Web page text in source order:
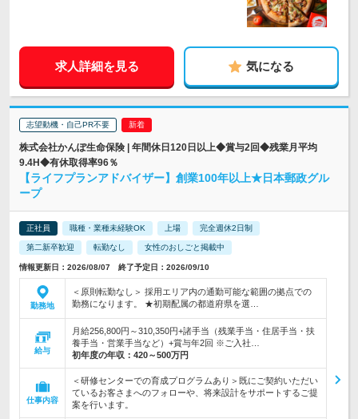
求人詳細を見る 気になる
志望動機・自己PR不要
株式会社かんぽ生命保険 | 年間休日120日以上◆賞与2回◆残業月平均
9.4H◆有休取得率96％
【ライフプランアドバイザー】創業100年以上★日本郵政グル
ープ
正社員 職種・業種未経験OK 上場 完全週休2日制
第二新卒歓迎 転勤なし 女性のおしごと掲載中
情報更新日：2026/08/07 終了予定日：2026/09/10
勤務地
＜原則転勤なし＞ 採用エリア内の通勤可能な範囲の拠点での
勤務になります。 ★初期配属の都道府県を選…
給与
月給256,800円～310,350円+諸手当（残業手当・住居手当・扶
養手当・営業手当など）+賞与年2回 ※ご入社…
初年度の年収： 420～500万円
仕事内容
＜研修センターでの育成プログラムあり＞既にご契約いただい
ているお客さまへのフォローや、将来設計をサポートするご提
案を行います。